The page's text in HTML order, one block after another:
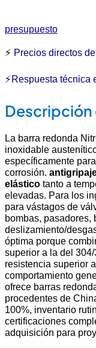
presupuesto
⚡ Precios directos
⚡Respuesta
La barra redonda
inoxidable
específicamente
corrosión.
elástico tanto a
elevadas. Para los
para vástagos de
bombas, pasadores,
deslizamiento/
óptima porque
superior a la del
resistencia superior
comportamiento
ofrece barras
procedentes de
100%, inventario
certificaciones
adquisición para